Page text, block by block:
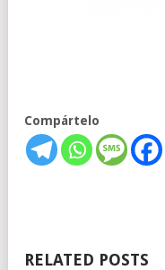
Compártelo
RELATED POSTS